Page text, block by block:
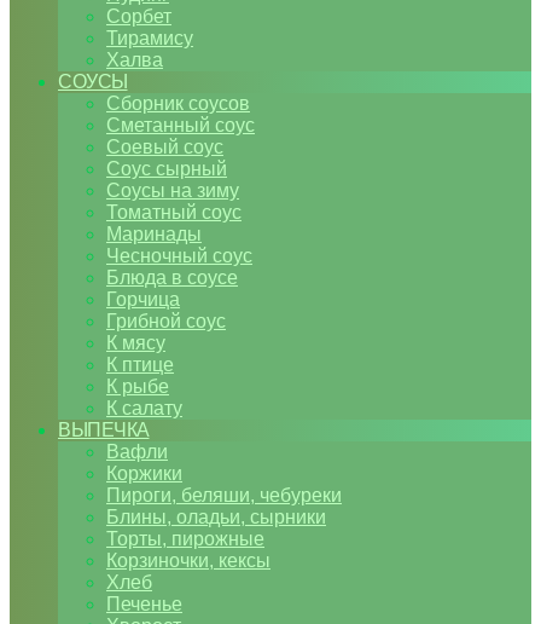
Сорбет
Тирамису
Халва
СОУСЫ
Сборник соусов
Сметанный соус
Соевый соус
Соус сырный
Соусы на зиму
Томатный соус
Маринады
Чесночный соус
Блюда в соусе
Горчица
Грибной соус
К мясу
К птице
К рыбе
К салату
ВЫПЕЧКА
Вафли
Коржики
Пироги, беляши, чебуреки
Блины, оладьи, сырники
Торты, пирожные
Корзиночки, кексы
Хлеб
Печенье